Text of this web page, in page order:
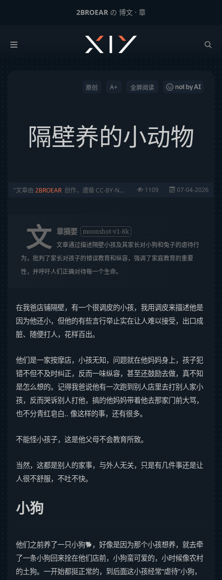
2BROEAR の 博文 · 章
隔壁养的小动物
全屏阅读
A+
原创
隔壁养的小动物
文章由 2BROEAR 创作，遵循 CC-BY-NC-SA 协议 1109 07-04-2026
文 章摘要
moonshot-v1-8k
文章通过描述隔壁小孩及其家长对小狗和兔子的虐待行
为，批判了家长对孩子的错误教育和纵容，强调了家庭教育的重要
性，并呼吁人们正确对待每一个生命。
在我爸店铺隔壁，有一个很调皮的小孩，我用调皮来描述他是
因为他还小，但他的有些言行举止实在让人难以接受，出口成
脏、随便打人，花样百出。
他们是一家按摩店，小孩无知，问题就在他妈妈身上，孩子犯
错不但不及时纠正，反而一味纵容，甚至还鼓励去做，真不知
是怎么想的。记得我爸说他有一次跑到别人店里去打别人家小
孩，反而哭诉别人打他，搞的他妈妈带着他去那家门前大骂，
也不分青红皂白.. 像这样的事，还有很多。
不能怪小孩子，这是他父母不会教育所致。
当然，这都是别人的家事，与外人无关，只是有几件事还是让
人很不舒服，不吐不快。
小狗
他们之前养了一只小狗🐕，好像是因为那个小孩想养，就去牵
了一条小狗回来拴在他们店前，小狗蛮可爱的，小时候像农村
的土狗。一开始都挺正常的，到后面这小孩经常“虐待”小狗，